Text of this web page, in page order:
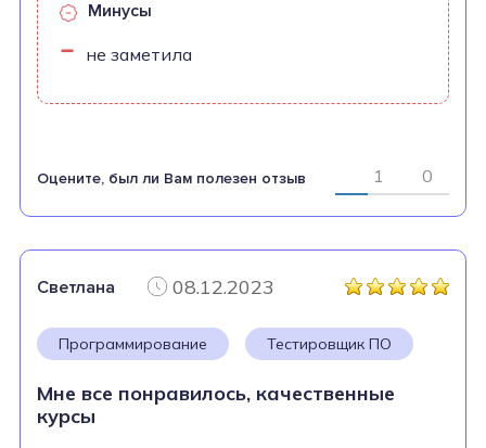
Минусы
не заметила
Оцените, был ли Вам полезен отзыв 1 0
Светлана 08.12.2023
Программирование Тестировщик ПО
Мне все понравилось, качественные
курсы